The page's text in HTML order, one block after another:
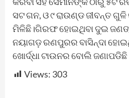
ସଟ ଗନ, ଓ ୯ ରାଉଣ୍ଡ ଜୀବନ୍ତ
ମିଳିଛି।ଗିରଫ ହୋଇଥିବା ଦୁଇ
ନୟାଗଡ଼ ରଣପୁରର ବାସିନ୍ଦା
ଖୋର୍ଦ୍ଧା ଟାଉନର ବୋଲି
Views: 303